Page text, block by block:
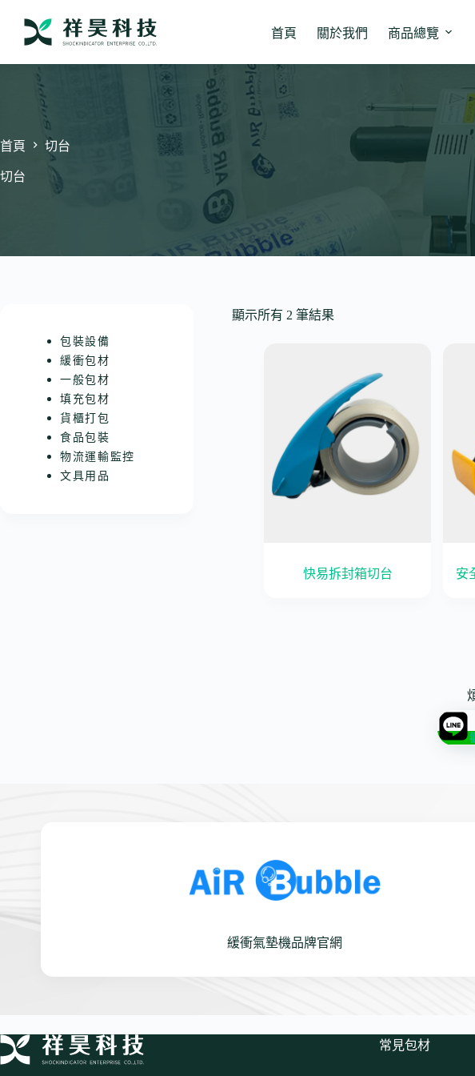
要
首頁 關於我們 商品總覽
首頁 切台
切台
顯示所有 2 筆結果
快易拆封箱切台 安
包裝設備
緩衝包材
一般包材
填充包材
貨櫃打包
食品包裝
物流運輸監控
文具用品
緩衝氣墊機品牌官網
常見包材